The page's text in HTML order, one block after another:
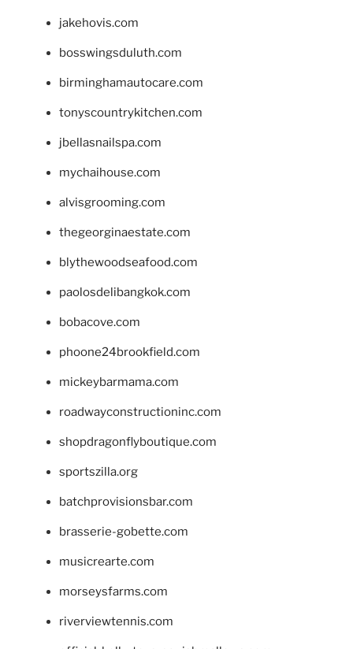
jakehovis.com
bosswingsduluth.com
birminghamautocare.com
tonyscountrykitchen.com
jbellasnailspa.com
mychaihouse.com
alvisgrooming.com
thegeorginaestate.com
blythewoodseafood.com
paolosdelibangkok.com
bobacove.com
phoone24brookfield.com
mickeybarmama.com
roadwayconstructioninc.com
shopdragonflyboutique.com
sportszilla.org
batchprovisionsbar.com
brasserie-gobette.com
musicrearte.com
morseysfarms.com
riverviewtennis.com